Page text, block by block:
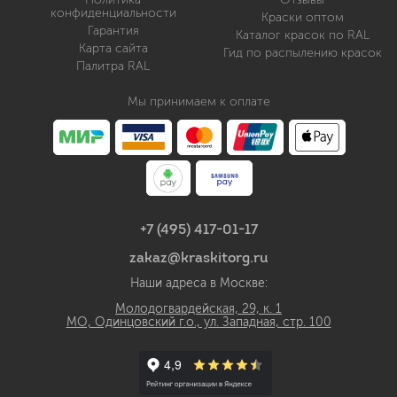
конфиденциальности
Гарантия
Карта сайта
Палитра RAL
Краски оптом
Каталог красок по RAL
Гид по распылению красок
Мы принимаем к оплате
+7 (495) 417-01-17
zakaz@kraskitorg.ru
Наши адреса в Москве:
Молодогвардейская, 29, к. 1
МО, Одинцовский г.о., ул. Западная, стр. 100